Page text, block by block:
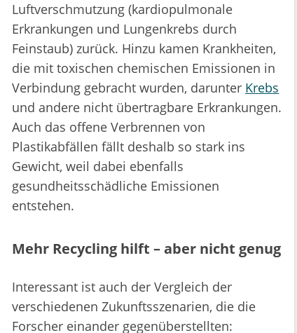
Luftverschmutzung (kardiopulmonale
Erkrankungen und Lungenkrebs durch
Feinstaub) zurück. Hinzu kamen Krankheiten,
die mit toxischen chemischen Emissionen in
Verbindung gebracht wurden, darunter Krebs
und andere nicht übertragbare Erkrankungen.
Auch das offene Verbrennen von
Plastikabfällen fällt deshalb so stark ins
Gewicht, weil dabei ebenfalls
gesundheitsschädliche Emissionen
entstehen.
Mehr Recycling hilft – aber nicht genug
Interessant ist auch der Vergleich der
verschiedenen Zukunftsszenarien, die die
Forscher einander gegenüberstellten: